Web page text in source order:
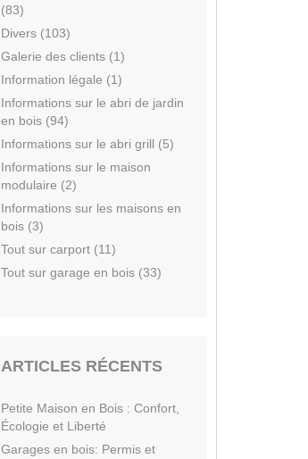
(83)
Divers (103)
Galerie des clients (1)
Information légale (1)
Informations sur le abri de jardin
en bois (94)
Informations sur le abri grill (5)
Informations sur le maison
modulaire (2)
Informations sur les maisons en
bois (3)
Tout sur carport (11)
Tout sur garage en bois (33)
ARTICLES RÉCENTS
Petite Maison en Bois : Confort,
Écologie et Liberté
Garages en bois: Permis et